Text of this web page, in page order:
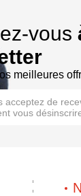
vous
meilleures
acceptez de
vous